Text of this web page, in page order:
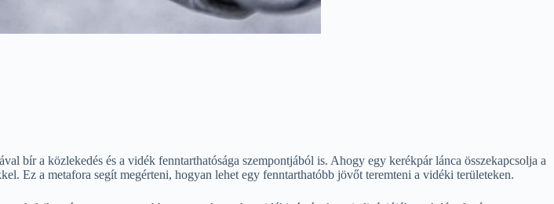
bír a közlekedés és a vidék fenntarthatósága szempontjából is. Ahogy egy kerékpár lánca összekapcsolja a
Ez a metafora segít megérteni, hogyan lehet egy fenntarthatóbb jövőt teremteni a vidéki területeken.